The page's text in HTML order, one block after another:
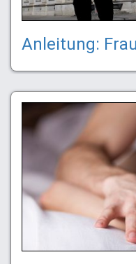
Anleitung: